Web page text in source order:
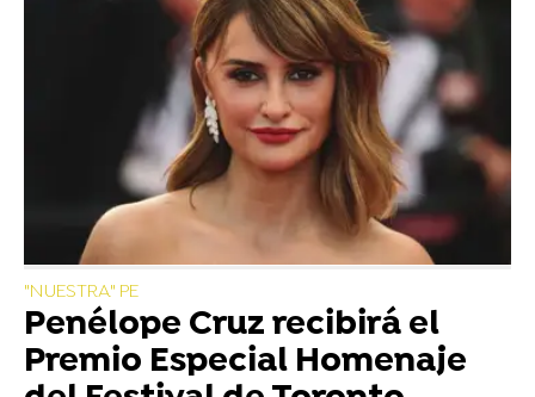
"NUESTRA" PE
Penélope Cruz recibirá el
Premio Especial Homenaje